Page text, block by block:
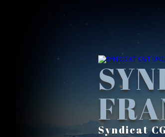
Syndicat